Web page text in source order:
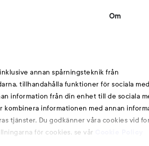
Om
annan spårningsteknik från
tillhandahålla funktioner för sociala
information från din enhet till de sociala
kombinera informationen med annan
tjänster. Du godkänner våra cookies vid
för cookies, se vår
Följ oss